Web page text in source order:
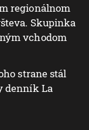
regionálnom
Skupinka
vchodom
strane stál
denník La